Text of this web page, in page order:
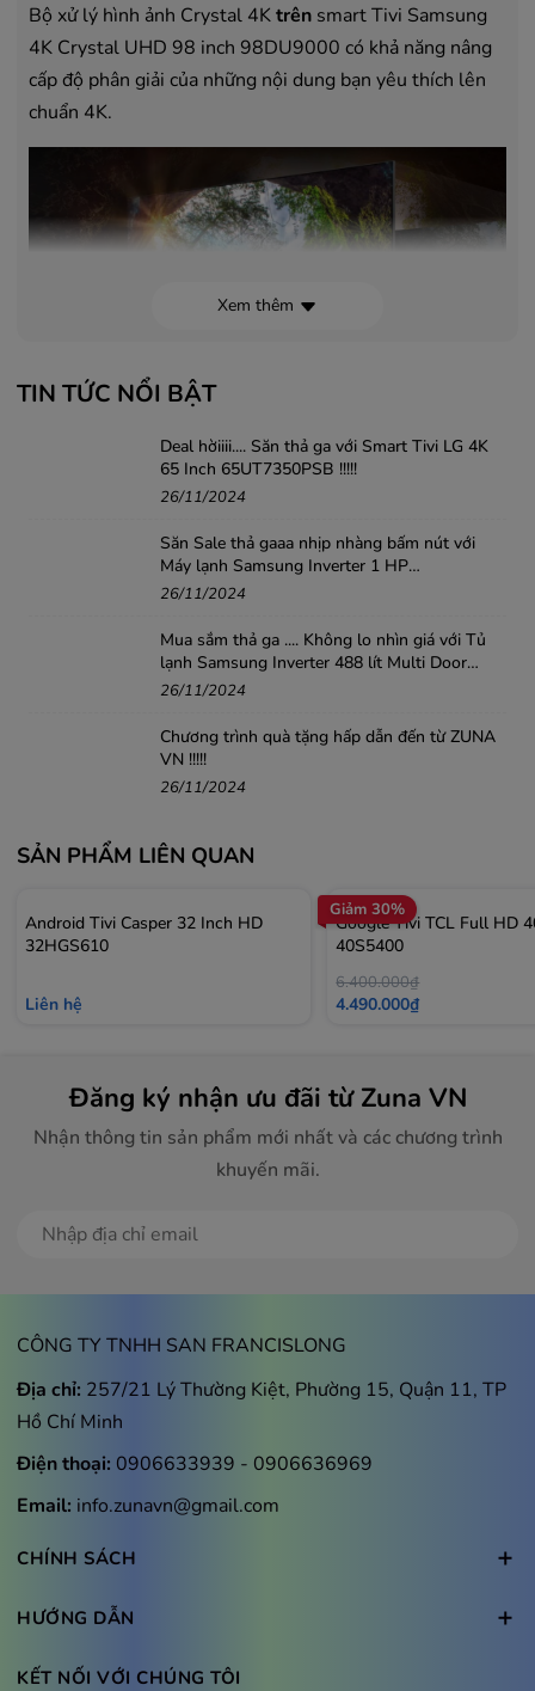
Bộ xử lý hình ảnh Crystal 4Ktrên smart Tivi Samsung
4K Crystal UHD 98 inch 98DU9000 có khả năng nâng
cấp độ phân giải của những nội dung bạn yêu thích lên
chuẩn 4K.
Công nghệ PurColor hiển thị nhiều màu sắc sống động
cùng nhiều hình ảnh với độ chân thực cao. Các dải màu
được đa dạng hoá, đồng thời hiệu suất hình ảnh được tối
ưu vượt trội mang đến trải nghiệm xem tuyệt vời cho
từng thể loại nội dung.
Độ tương phản trên màn hình tivi Samsung 4K, độ sâu
của hình ảnh và màu sắc sẽ được tự động tinh chỉnh,
nâng cấp nhờ công nghệ Contrast Enhancer.
khu vực tăm tối, công nghệHDR sẽ cải thiện độ sáng
hiển thị, cung cấp nhiều dải màu lớn cùng những chi tiết
sắc nét bậc nhất. Những gì bạn nhìn thấy luôn hiện ra
Xem thêm
TIN TỨC NỔI BẬT
Deal hờiiii.... Săn thả ga với Smart Tivi LG 4K
65 Inch 65UT7350PSB !!!!!
26/11/2024
Săn Sale thả gaaa nhịp nhàng bấm nút với
Máy lạnh Samsung Inverter 1 HP
AR10DYHZAWKNSV .....!!!
26/11/2024
Mua sắm thả ga .... Không lo nhìn giá với Tủ
lạnh Samsung Inverter 488 lít Multi Door
RF48A4010B4/SV
26/11/2024
Chương trình quà tặng hấp dẫn đến từ ZUNA
VN !!!!!
26/11/2024
SẢN PHẨM LIÊN QUAN
Android Tivi Casper 32 Inch HD
32HGS610
Liên hệ
Giảm 30%
Google Tivi TCL Full HD
40S5400
6.400.000₫
4.490.000₫
Đăng ký nhận ưu đãi từ Zuna VN
Nhận thông tin sản phẩm mới nhất và các chương trình
khuyến mãi.
CÔNG TY TNHH SAN FRANCISLONG
Địa chỉ: 257/21 Lý Thường Kiệt, Phường 15, Quận 11, TP
Hồ Chí Minh
Điện thoại: 0906633939 - 0906636969
Email: info.zunavn@gmail.com
CHÍNH SÁCH
HƯỚNG DẪN
KẾT NỐI VỚI CHÚNG TÔI